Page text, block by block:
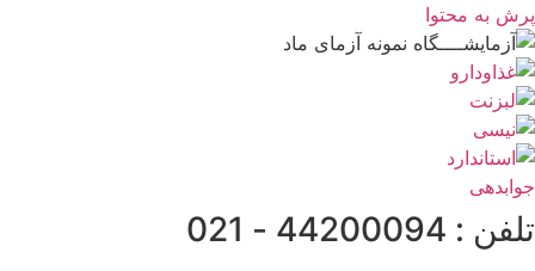
پرش به محتوا
جوابدهی
تلفن : 44200094 - 021